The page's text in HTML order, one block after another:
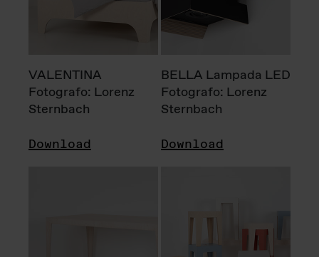
VALENTINA
Fotografo: Lorenz
Sternbach
Download
BELLA Lampada LED
Fotografo: Lorenz
Sternbach
Download